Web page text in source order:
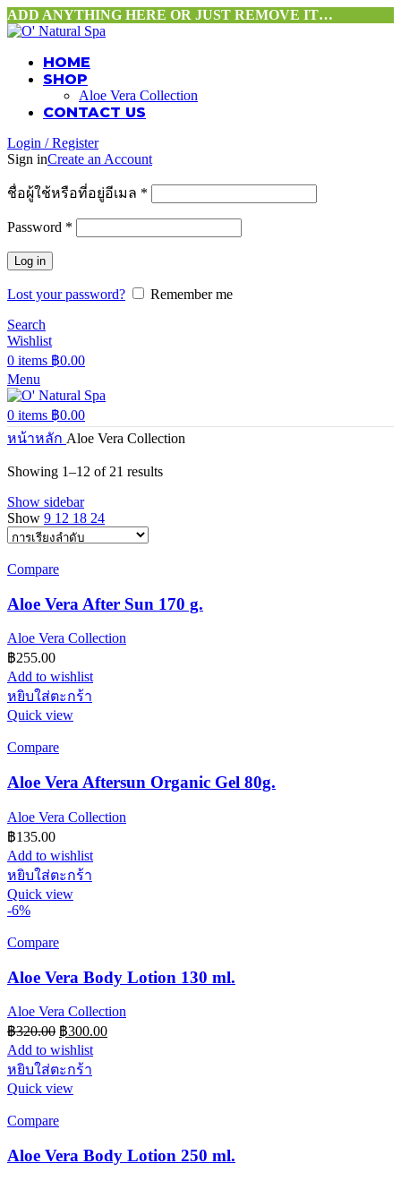
ADD ANYTHING HERE OR JUST REMOVE IT…
HOME
SHOP
Aloe Vera Collection
CONTACT US
Login / Register
Sign inCreate an Account
ชื่อผู้ใช้หรือที่อยู่อีเมล *
Password *
Log in
Lost your password?
Remember me
Search
Wishlist
0 items ฿0.00
Menu
0 items ฿0.00
หน้าหลัก Aloe Vera Collection
Showing 1–12 of 21 results
Show sidebar
Show 9 12 18 24
Compare
Aloe Vera After Sun 170 g.
Aloe Vera Collection
฿255.00
Add to wishlist
หยิบใส่ตะกร้า
Quick view
Compare
Aloe Vera Aftersun Organic Gel 80g.
Aloe Vera Collection
฿135.00
Add to wishlist
หยิบใส่ตะกร้า
Quick view
-6%
Compare
Aloe Vera Body Lotion 130 ml.
Aloe Vera Collection
฿320.00 Original
price
was:
฿320.00.
฿300.00Current
price
Add to wishlist
หยิบใส่ตะกร้า
Quick view
Compare
Aloe Vera Body Lotion 250 ml.